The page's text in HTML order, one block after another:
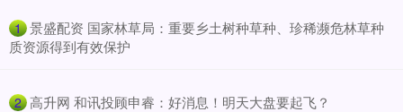
1 ​景盛配资 国家林草局：重要乡土树种草种、珍稀濒危林草种
质资源得到有效保护
2 ​高升网 和讯投顾申睿：好消息！明天大盘要起飞？